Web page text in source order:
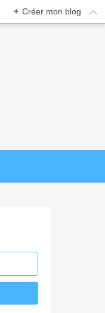
+ Créer mon blog